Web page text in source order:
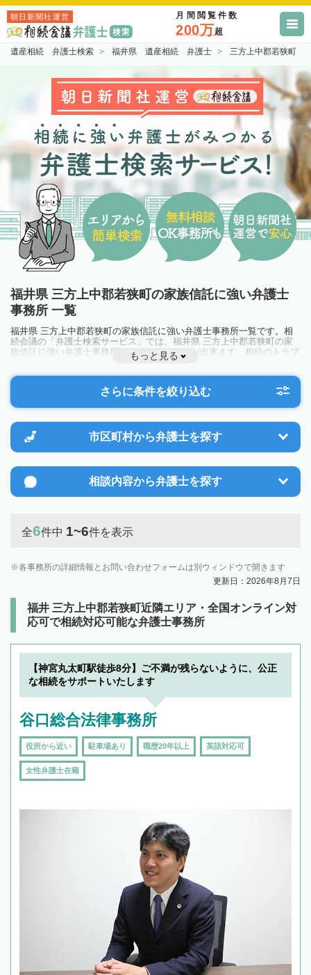
朝日新聞社運営 月間閲覧件数
200万超
遺産相続 弁護士検索 福井県 遺産相続 弁護士 三方上中郡若狭町
福井県 三方上中郡若狭町の家族信託に強い弁護士
事務所 一覧
福井県 三方上中郡若狭町の家族信託に強い弁護士事務所一覧です。相
続会議の「弁護士検索サービス」では、福井県 三方上中郡若狭町の家
族信託に強い弁護士事務所を一覧で見ることが出来ます。相続のトラブ
ルやお悩みを抱えている方は一度近隣の弁護士に相談してみましょう。
もっと見る
さらに条件を絞り込む
市区町村から弁護士を探す
相談内容から弁護士を探す
全6件中 1~6件を表示
各事務所の詳細情報とお問い合わせフォームは別ウィンドウで開きます
更新日：2026年8月7日
福井 三方上中郡若狭町近隣エリア・全国オンライン対
応可で相続対応可能な弁護士事務所
【神宮丸太町駅徒歩8分】ご不満が残らないように、公正
な相続をサポートいたします
谷口総合法律事務所
役所から近い 駐車場あり 職歴20年以上 英語対応可
女性弁護士在籍